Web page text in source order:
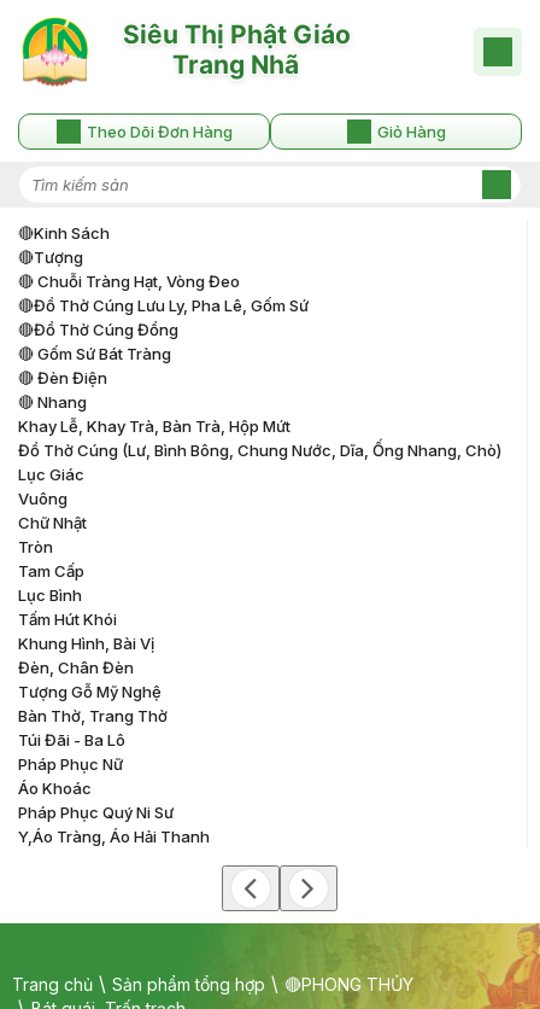
Theo Dõi Đơn Hàng Giỏ Hàng
🔴kinh Sách
🔴tượng
🔴 Chuỗi Tràng Hạt, Vòng Đeo
🔴đồ Thờ Cúng Lưu Ly, Pha Lê, Gốm Sứ
🔴đồ Thờ Cúng Đồng
🔴 Gốm Sứ Bát Tràng
🔴 Đèn Điện
🔴 Nhang
Khay Lễ, Khay Trà, Bàn Trà, Hộp Mứt
Đồ Thờ Cúng (lư, Bình Bông, Chung Nước, Dĩa, Ống Nhang, Chò)
Lục Giác
Vuông
Chữ Nhật
Tròn
Tam Cấp
Lục Bình
Tấm Hút Khói
Khung Hình, Bài Vị
Đèn, Chân Đèn
Tượng Gỗ Mỹ Nghệ
Bàn Thờ, Trang Thờ
Túi Đãi - Ba Lô
Pháp Phục Nữ
Áo Khoác
Pháp Phục Quý Ni Sư
Y,áo Tràng, Áo Hải Thanh
Trang chủ Sản phẩm tổng hợp
🔴PHONG THỦY